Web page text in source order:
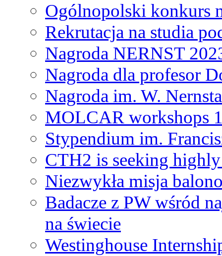
Ogólnopolski konkurs
Rekrutacja na studia
Nagroda NERNST
Nagroda dla profesor
Nagroda im. W.
MOLCAR workshops
Stypendium im.
CTH2 is seeking
Niezwykła misja
Badacze z PW wśród
na świecie
Westinghouse